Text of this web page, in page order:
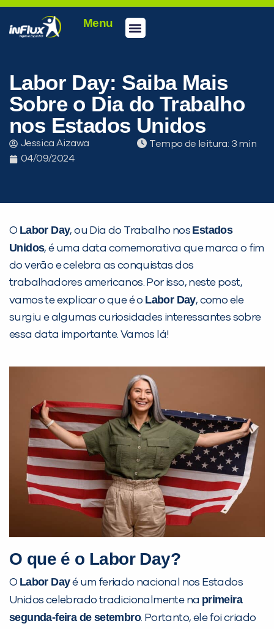
Menu
Labor Day: Saiba Mais
Sobre o Dia do Trabalho
nos Estados Unidos
Jessica Aizawa
04/09/2024
Tempo de leitura:
O Labor Day, ou Dia do Trabalho nos Estados
Unidos, é uma data comemorativa que marca o fim
do verão e celebra as conquistas dos
trabalhadores americanos. Por isso, neste post,
vamos te explicar o que é o Labor Day, como ele
surgiu e algumas curiosidades interessantes sobre
essa data importante. Vamos lá!
O que é o Labor Day?
O Labor Dayé um feriado nacional nos Estados
Unidos celebrado tradicionalmente na primeira
segunda-feira de setembro. Portanto, ele foi criado
Desculpe!
Não encontramos nenhuma unidade
inFlux nesta cidade ou bairro que
você digitou.
Preencha com seus dados abaixo e
já vamos te colocar em contato